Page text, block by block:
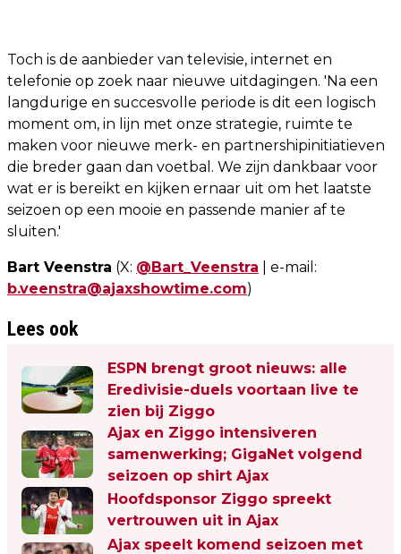
Toch is de aanbieder van televisie, internet en
telefonie op zoek naar nieuwe uitdagingen. 'Na een
langdurige en succesvolle periode is dit een logisch
moment om, in lijn met onze strategie, ruimte te
maken voor nieuwe merk- en partnershipinitiatieven
die breder gaan dan voetbal. We zijn dankbaar voor
wat er is bereikt en kijken ernaar uit om het laatste
seizoen op een mooie en passende manier af te
sluiten.'
Bart Veenstra (X: @Bart_Veenstra | e-mail:
b.veenstra@ajaxshowtime.com)
Lees ook
ESPN brengt groot nieuws: alle
Eredivisie-duels voortaan live te
zien bij Ziggo
Ajax en Ziggo intensiveren
samenwerking; GigaNet volgend
seizoen op shirt Ajax
Hoofdsponsor Ziggo spreekt
vertrouwen uit in Ajax
Ajax speelt komend seizoen met